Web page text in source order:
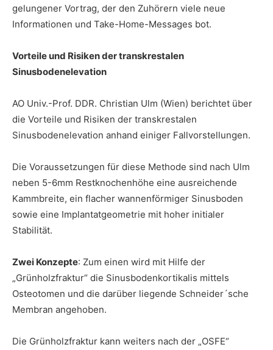
gelungener Vortrag, der den Zuhörern viele neue
Informationen und Take-Home-Messages bot.
Vorteile und Risiken der transkrestalen
Sinusbodenelevation
AO Univ.-Prof. DDR. Christian Ulm (Wien) berichtet über
die Vorteile und Risiken der transkrestalen
Sinusbodenelevation anhand einiger Fallvorstellungen.
Die Voraussetzungen für diese Methode sind nach Ulm
neben 5-6mm Restknochenhöhe eine ausreichende
Kammbreite, ein flacher wannenförmiger Sinusboden
sowie eine Implantatgeometrie mit hoher initialer
Stabilität.
Zwei Konzepte: Zum einen wird mit Hilfe der
„Grünholzfraktur“ die Sinusbodenkortikalis mittels
Osteotomen und die darüber liegende Schneider´sche
Membran angehoben.
Die Grünholzfraktur kann weiters nach der „OSFE“